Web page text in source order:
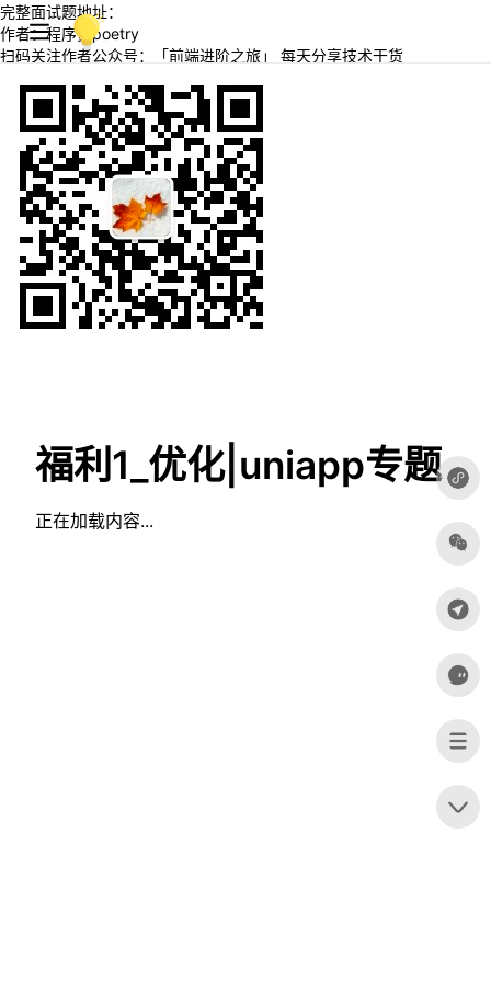
完整面试题地址：
作者：程序员poetry
扫码关注作者公众号：「前端进阶之旅」 每天分享技术干货
福利1_优化|uniapp专题
正在加载内容...